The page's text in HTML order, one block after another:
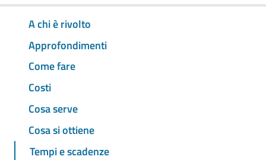
A chi è rivolto
Approfondimenti
Come fare
Costi
Cosa serve
Cosa si ottiene
Tempi e scadenze